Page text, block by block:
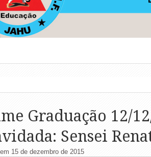
Graduação 12/
Sensei
15 de dezembro de 2015